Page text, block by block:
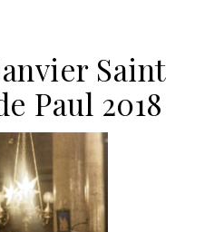
Saint
Paul 2018